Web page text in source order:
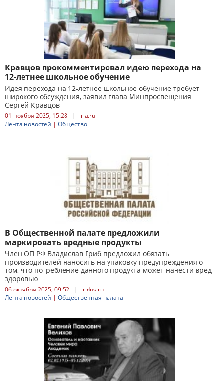
Кравцов прокомментировал идею перехода на
12-летнее школьное обучение
Идея перехода на 12-летнее школьное обучение требует
широкого обсуждения, заявил глава Минпросвещения
Сергей Кравцов
01 ноября 2025, 15:28 |
ria.ru
Лента новостей | Общество
В Общественной палате предложили
маркировать вредные продукты
Член ОП РФ Владислав Гриб предложил обязать
производителей наносить на упаковку предупреждения о
том, что потребление данного продукта может нанести вред
здоровью
06 октября 2025, 09:52 |
ridus.ru
Лента новостей | Общественная палата